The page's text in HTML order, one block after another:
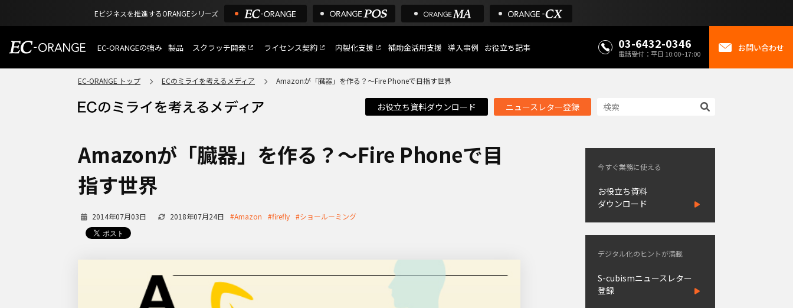
Eビジネスを推進するORANGEシリーズ
EC-ORANGEの強み
選ばれる理由
ECサイトのリプレイス
機能一覧
外部サービス連携
インフラ環境・サポート
製品
特長
ショッピングモール型 EC
通販受注対応
ECと通販の連動を可能に
スクラッチ開発 ライセンス契約 内製化支援 補助金活用支援 導入事例 お役立ち記事 03-6432-0346
電話受付：平日 10:00~17:00
お問い合わせ
EC-ORANGE トップ ECのミライを考えるメディア Amazonが「臓器」を作る？～Fire Phoneで目指す世界
お役立ち資料ダウンロード ニュースレター登録
Amazonが「臓器」を作る？～Fire Phoneで目
指す世界
2014年07月03日 2018年07月24日 #Amazon #firefly #ショールーミング
今すぐ業務に使える
お役立ち資料
ダウンロード
デジタル化のヒントが満載
S-cubismニュースレター
登録